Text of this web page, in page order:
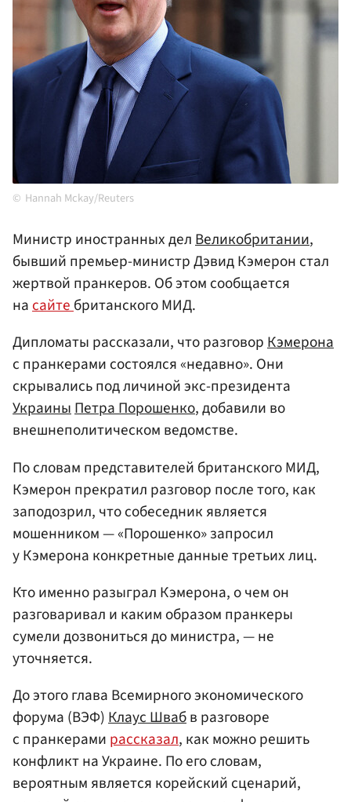
Hannah Mckay/Reuters
Министр иностранных делВеликобритании,
бывший премьер-министр Дэвид Кэмерон стал
жертвой пранкеров. Об этом сообщается
насайтебританского МИД.
Дипломаты рассказали, что разговорКэмерона
с пранкерами состоялся «недавно». Они
скрывались под личиной экс-президента
УкраиныПетра Порошенко, добавили во
внешнеполитическом ведомстве.
По словам представителей британского МИД,
Кэмерон прекратил разговор после того, как
заподозрил, что собеседник является
мошенником — «Порошенко» запросил
у Кэмерона конкретные данные третьих лиц.
Кто именно разыграл Кэмерона, о чем он
разговаривал и каким образом пранкеры
сумели дозвониться до министра, — не
уточняется.
До этого глава Всемирного экономического
форума (ВЭФ)Клаус Швабв разговоре
с пранкерами рассказал, как можно решить
конфликт на Украине. По его словам,
вероятным является корейский сценарий,